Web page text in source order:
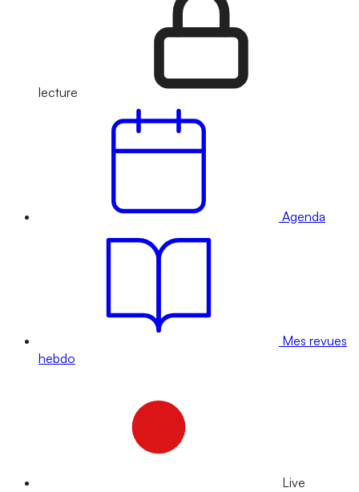
lecture
Agenda
Mes revues
hebdo
Live